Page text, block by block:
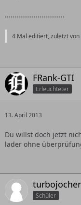
...............................
4 Mal editiert, zuletzt von
FRank-GTI
Erleuchteter
13. April 2013
Du willst doch jetzt
lader ohne
Schüler